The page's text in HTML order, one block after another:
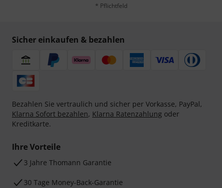
* Pflichtfeld
Sicher einkaufen & bezahlen
Bezahlen Sie vertraulich und sicher per Vorkasse, PayPal,
Klarna Sofort bezahlen, Klarna Ratenzahlung oder
Kreditkarte.
Ihre Vorteile
3 Jahre Thomann Garantie
30 Tage Money-Back-Garantie